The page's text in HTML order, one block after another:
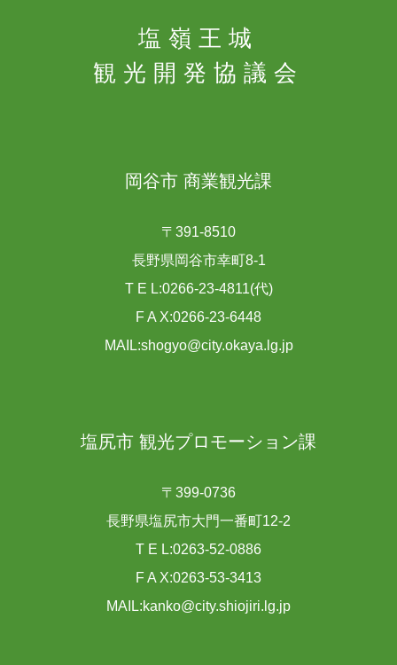
塩嶺王城
観光開発協議会
岡谷市 商業観光課
〒391-8510
長野県岡谷市幸町8-1
T E L:0266-23-4811(代)
F A X:0266-23-6448
MAIL:shogyo@city.okaya.lg.jp
塩尻市 観光プロモーション課
〒399-0736
長野県塩尻市大門一番町12-2
T E L:0263-52-0886
F A X:0263-53-3413
MAIL:kanko@city.shiojiri.lg.jp